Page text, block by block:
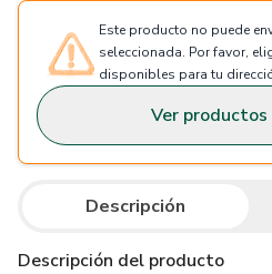
Este producto no puede
seleccionada. Por favor,
disponibles para tu
Ver
Descripción
Descripción del producto